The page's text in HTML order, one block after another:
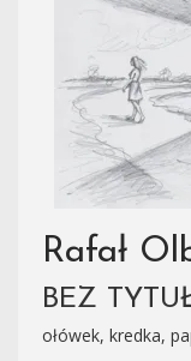
Rafał
BEZ
ołówek, kredka,